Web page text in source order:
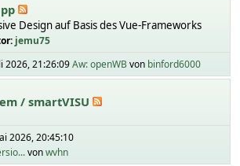
Design auf Basis des Vue-Frameworks
jemu75
2026, 21:26:09Aw: openWB von binford6000
/ smartVISU
2026, 20:45:10
vonwvhn